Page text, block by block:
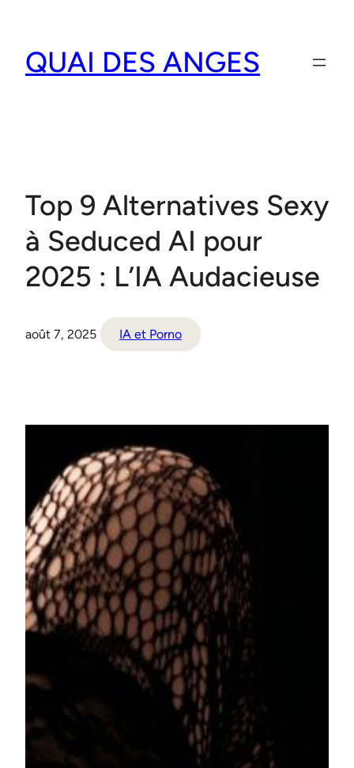
contenu
QUAI DES ANGES
Top 9 Alternatives Sexy
à Seduced AI pour
2025 : L’IA Audacieuse
août 7, 2025 IA et Porno